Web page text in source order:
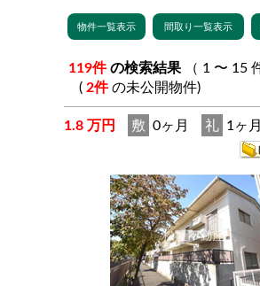
119件 の検索結果
( 2件 の未公開物件)
1.8 万円 敷 0ヶ月 礼 1ヶ月